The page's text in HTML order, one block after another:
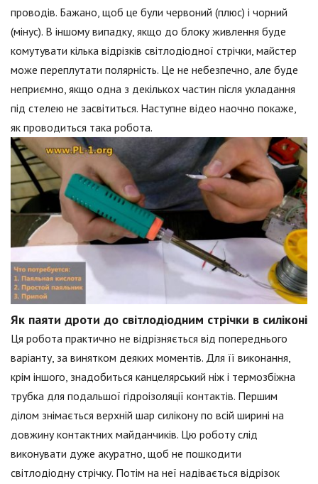
проводів. Бажано, щоб це були червоний (плюс) і чорний
(мінус). В іншому випадку, якщо до блоку живлення буде
комутувати кілька відрізків світлодіодної стрічки, майстер
може переплутати полярність. Це не небезпечно, але буде
неприємно, якщо одна з декількох частин після укладання
під стелею не засвітиться. Наступне відео наочно покаже,
як проводиться така робота.
Як паяти дроти до світлодіодним стрічки в силіконі
Ця робота практично не відрізняється від попереднього
варіанту, за винятком деяких моментів. Для її виконання,
крім іншого, знадобиться канцелярський ніж і термозбіжна
трубка для подальшої гідроізоляції контактів. Першим
ділом знімається верхній шар силікону по всій ширині на
довжину контактних майданчиків. Цю роботу слід
виконувати дуже акуратно, щоб не пошкодити
світлодіодну стрічку. Потім на неї надівається відрізок